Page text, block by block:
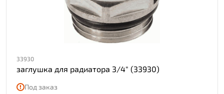
33930
заглушка для радиатора 3/4" (33930)
Под заказ